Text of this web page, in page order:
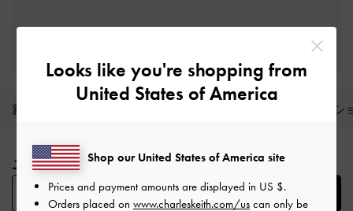
新着商品 ファッ
Site footer
ニュースレターで最新情報をお届けします。​
SUBSCRIBE
Looks like you're shopping from
United States of America
Shop our United States of America site
Prices and payment amounts are displayed in US $.
Orders placed on www.charleskeith.com/us can only be